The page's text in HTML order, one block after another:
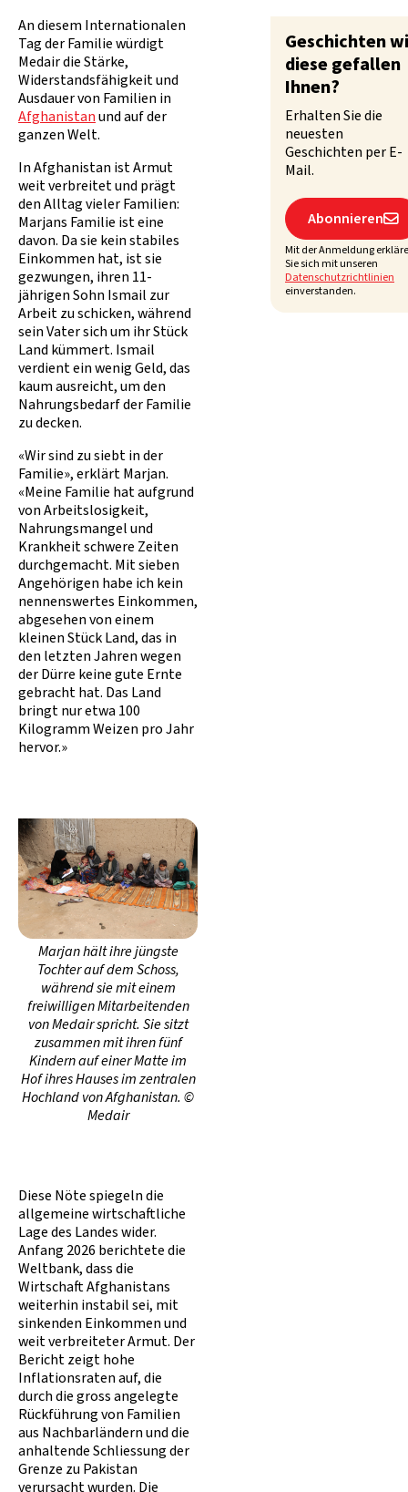
An diesem Internationalen
Tag der Familie würdigt
Medair die Stärke,
Widerstandsfähigkeit und
Ausdauer von Familien in
Afghanistanund auf der
ganzen Welt.
In Afghanistan ist Armut
weit verbreitet und prägt
den Alltag vieler Familien:
Marjans Familie ist eine
davon. Da sie kein stabiles
Einkommen hat, ist sie
gezwungen, ihren 11-
jährigen Sohn Ismail zur
Arbeit zu schicken, während
sein Vater sich um ihr Stück
Land kümmert. Ismail
verdient ein wenig Geld, das
kaum ausreicht, um den
Nahrungsbedarf der Familie
zu decken.
«Wir sind zu siebt in der
Familie», erklärt Marjan.
«Meine Familie hat aufgrund
von Arbeitslosigkeit,
Nahrungsmangel und
Krankheit schwere Zeiten
durchgemacht. Mit sieben
Angehörigen habe ich kein
nennenswertes Einkommen,
abgesehen von einem
kleinen Stück Land, das in
den letzten Jahren wegen
der Dürre keine gute Ernte
gebracht hat. Das Land
bringt nur etwa 100
Kilogramm Weizen pro Jahr
hervor.»
Marjan hält ihre jüngste
Tochter auf dem Schoss,
während sie mit einem
freiwilligen Mitarbeitenden
von Medair spricht. Sie sitzt
zusammen mit ihren fünf
Kindern auf einer Matte im
Hof ihres Hauses im zentralen
Hochland von Afghanistan. ©
Medair
Diese Nöte spiegeln die
allgemeine wirtschaftliche
Lage des Landes wider.
Anfang 2026 berichtete die
Weltbank, dass die
Wirtschaft Afghanistans
weiterhin instabil sei, mit
sinkenden Einkommen und
weit verbreiteter Armut. Der
Bericht zeigt hohe
Inflationsraten auf, die
durch die gross angelegte
Rückführung von Familien
aus Nachbarländern und die
anhaltende Schliessung der
Grenze zu Pakistan
verursacht wurden. Die
Geschichten
diese gefallen
Ihnen?
Erhalten Sie die
neuesten
Geschichten per E-
Mail.
Abonnieren
Mit der Anmeldung
Sie sich mit unseren
Datenschutzrichtlinien
einverstanden.